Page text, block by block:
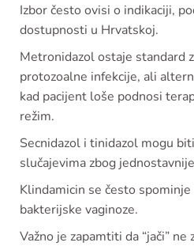
Izbor često ovisi o indikaciji,
dostupnosti u Hrvatskoj.
Metronidazol ostaje standard
protozoalne infekcije, ali
kad pacijent loše podnosi
režim.
Secnidazol i tinidazol mogu
slučajevima zbog
Klindamicin se često
bakterijske vaginoze.
Važno je zapamtiti da “jači” ne